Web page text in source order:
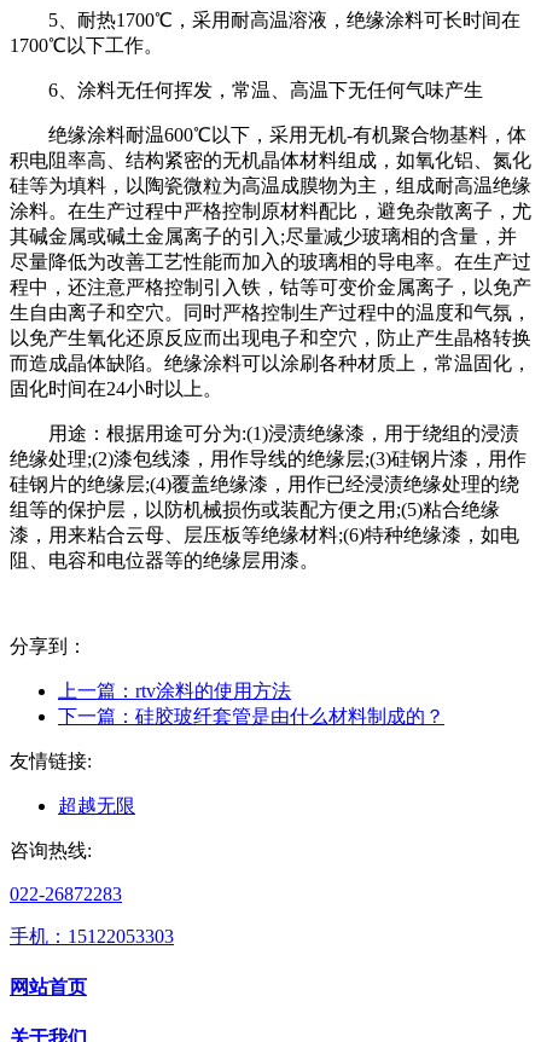
5、耐热1700℃，采用耐高温溶液，绝缘涂料可长时间在
1700℃以下工作。
6、涂料无任何挥发，常温、高温下无任何气味产生
绝缘涂料耐温600℃以下，采用无机-有机聚合物基料，体
积电阻率高、结构紧密的无机晶体材料组成，如氧化铝、氮化
硅等为填料，以陶瓷微粒为高温成膜物为主，组成耐高温绝缘
涂料。在生产过程中严格控制原材料配比，避免杂散离子，尤
其碱金属或碱土金属离子的引入;尽量减少玻璃相的含量，并
尽量降低为改善工艺性能而加入的玻璃相的导电率。在生产过
程中，还注意严格控制引入铁，钴等可变价金属离子，以免产
生自由离子和空穴。同时严格控制生产过程中的温度和气氛，
以免产生氧化还原反应而出现电子和空穴，防止产生晶格转换
而造成晶体缺陷。绝缘涂料可以涂刷各种材质上，常温固化，
固化时间在24小时以上。
用途：根据用途可分为:(1)浸渍绝缘漆，用于绕组的浸渍
绝缘处理;(2)漆包线漆，用作导线的绝缘层;(3)硅钢片漆，用作
硅钢片的绝缘层;(4)覆盖绝缘漆，用作已经浸渍绝缘处理的绕
组等的保护层，以防机械损伤或装配方便之用;(5)粘合绝缘
漆，用来粘合云母、层压板等绝缘材料;(6)特种绝缘漆，如电
阻、电容和电位器等的绝缘层用漆。
分享到：
上一篇： rtv涂料的使用方法
下一篇： 硅胶玻纤套管是由什么材料制成的？
友情链接:
超越无限
咨询热线:
022-26872283
手机：15122053303
网站首页
关于我们